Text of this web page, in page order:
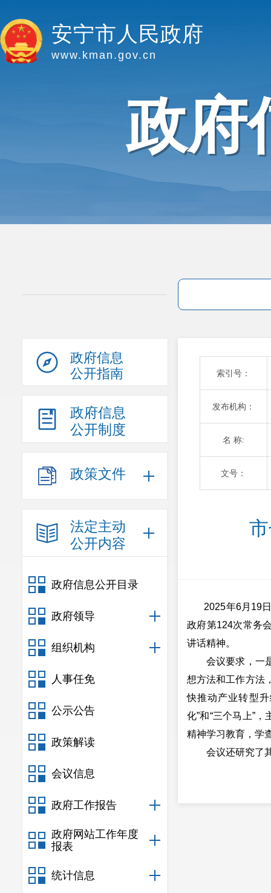
安宁市人民政府
www.kman.gov.cn
政府
政府信息
公开指南
政府信息
公开制度
政策文件
法定主动
公开内容
政府信息公开目录
政府领导
组织机构
人事任免
公示公告
政策解读
会议信息
政府工作报告
政府网站工作年度
报表
统计信息
索引号：
发布机构：
名 称:
文号：
2025年6月19日
政府第124次常务
讲话精神。
会议要求，一是
想方法和工作方法
快推动产业转型
化”和“三个马上”
精神学习教育，学
会议还研究了